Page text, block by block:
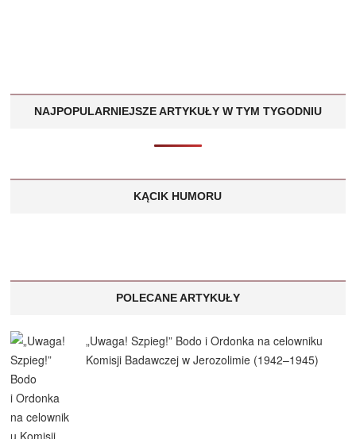
NAJPOPULARNIEJSZE ARTYKUŁY W TYM TYGODNIU
KĄCIK HUMORU
POLECANE ARTYKUŁY
„Uwaga! Szpieg!” Bodo i Ordonka na celowniku
Komisji Badawczej w Jerozolimie (1942–1945)